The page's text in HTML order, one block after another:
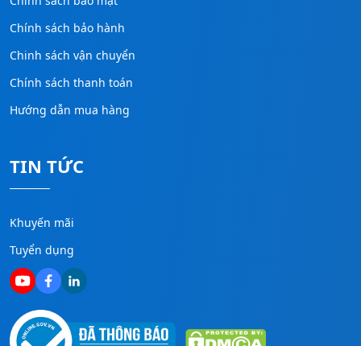
Chính sách bảo hành
Chinh sách vận chuyển
Chính sách thanh toán
Hướng dẫn mua hàng
TIN TỨC
Khuyến mãi
Tuyển dụng